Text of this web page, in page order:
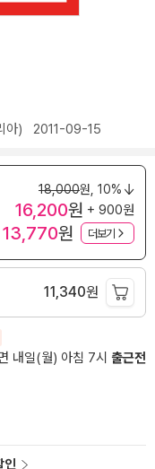
아) 2011-09-15
18,000원, 10%
16,200원 + 900원
13,770원 더보기
11,340원
내일(월) 아침 7시 출근전
인